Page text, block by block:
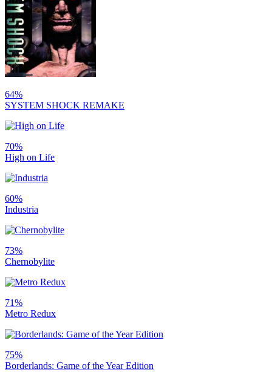
64%
SYSTEM SHOCK REMAKE
70%
High on Life
60%
Industria
73%
Chernobylite
71%
Metro Redux
75%
Borderlands: Game of the Year Edition